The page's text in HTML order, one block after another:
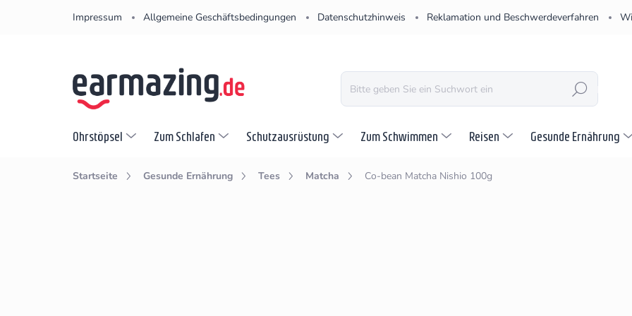
Impressum Allgemeine Geschäftsbedingungen Datenschutzhinweis Reklamation und Beschwerdeverfahren
SUCHEN
Ohrstöpsel Zum Schlafen Schutzausrüstung Zum Schwimmen Reisen Gesunde Ernährung
Startseite Gesunde Ernährung Tees Matcha Co-bean Matcha Nishio 100g